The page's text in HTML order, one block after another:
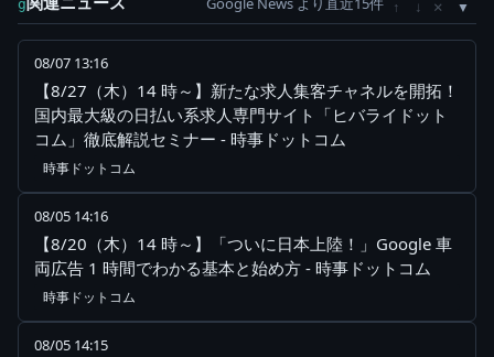
g ↑ ↓ ×
08/07 13:16
【8/27（木）14 時～】新たな求人集客チャネルを開拓！
国内最大級の日払い系求人専門サイト「ヒバライドット
コム」徹底解説セミナー - 時事ドットコム
時事ドットコム
08/05 14:16
【8/20（木）14 時～】「ついに日本上陸！」Google 車
両広告 1 時間でわかる基本と始め方 - 時事ドットコム
時事ドットコム
08/05 14:15